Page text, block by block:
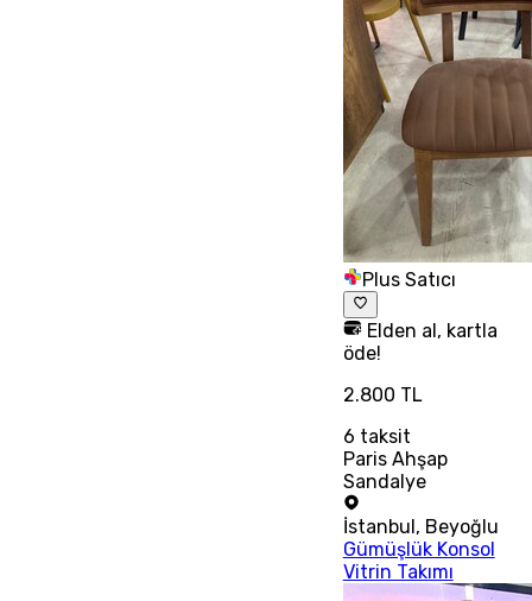
Plus Satıcı
Elden al, kartla
öde!
2.800 TL
6 taksit
Paris Ahşap
Sandalye
İstanbul, Beyoğlu
Gümüşlük Konsol
Vitrin Takımı